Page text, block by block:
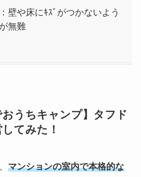
壁や床にｷｽﾞがつかないよう
無難
おうちキャンプ】タフド
てみた！
マンションの室内で本格的な